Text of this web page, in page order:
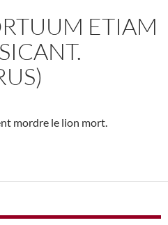
ETIAM
mordre le lion mort.